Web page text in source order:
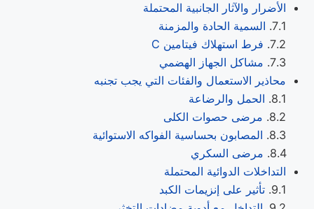
الأضرار والآثار الجانبية المحتملة
السمية الحادة والمزمنة
فرط استهلاك فيتامين C
مشاكل الجهاز الهضمي
محاذير الاستعمال والفئات التي يجب تجنبه
الحمل والرضاعة
مرضى حصوات الكلى
المصابون بحساسية الفواكه الاستوائية
مرضى السكري
التداخلات الدوائية المحتملة
تأثير على إنزيمات الكبد